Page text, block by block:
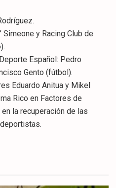
Simeone y Racing Club de
Español: Pedro
Gento (fútbol).
Eduardo Anitua y Mikel
Rico en Factores de
la recuperación de las